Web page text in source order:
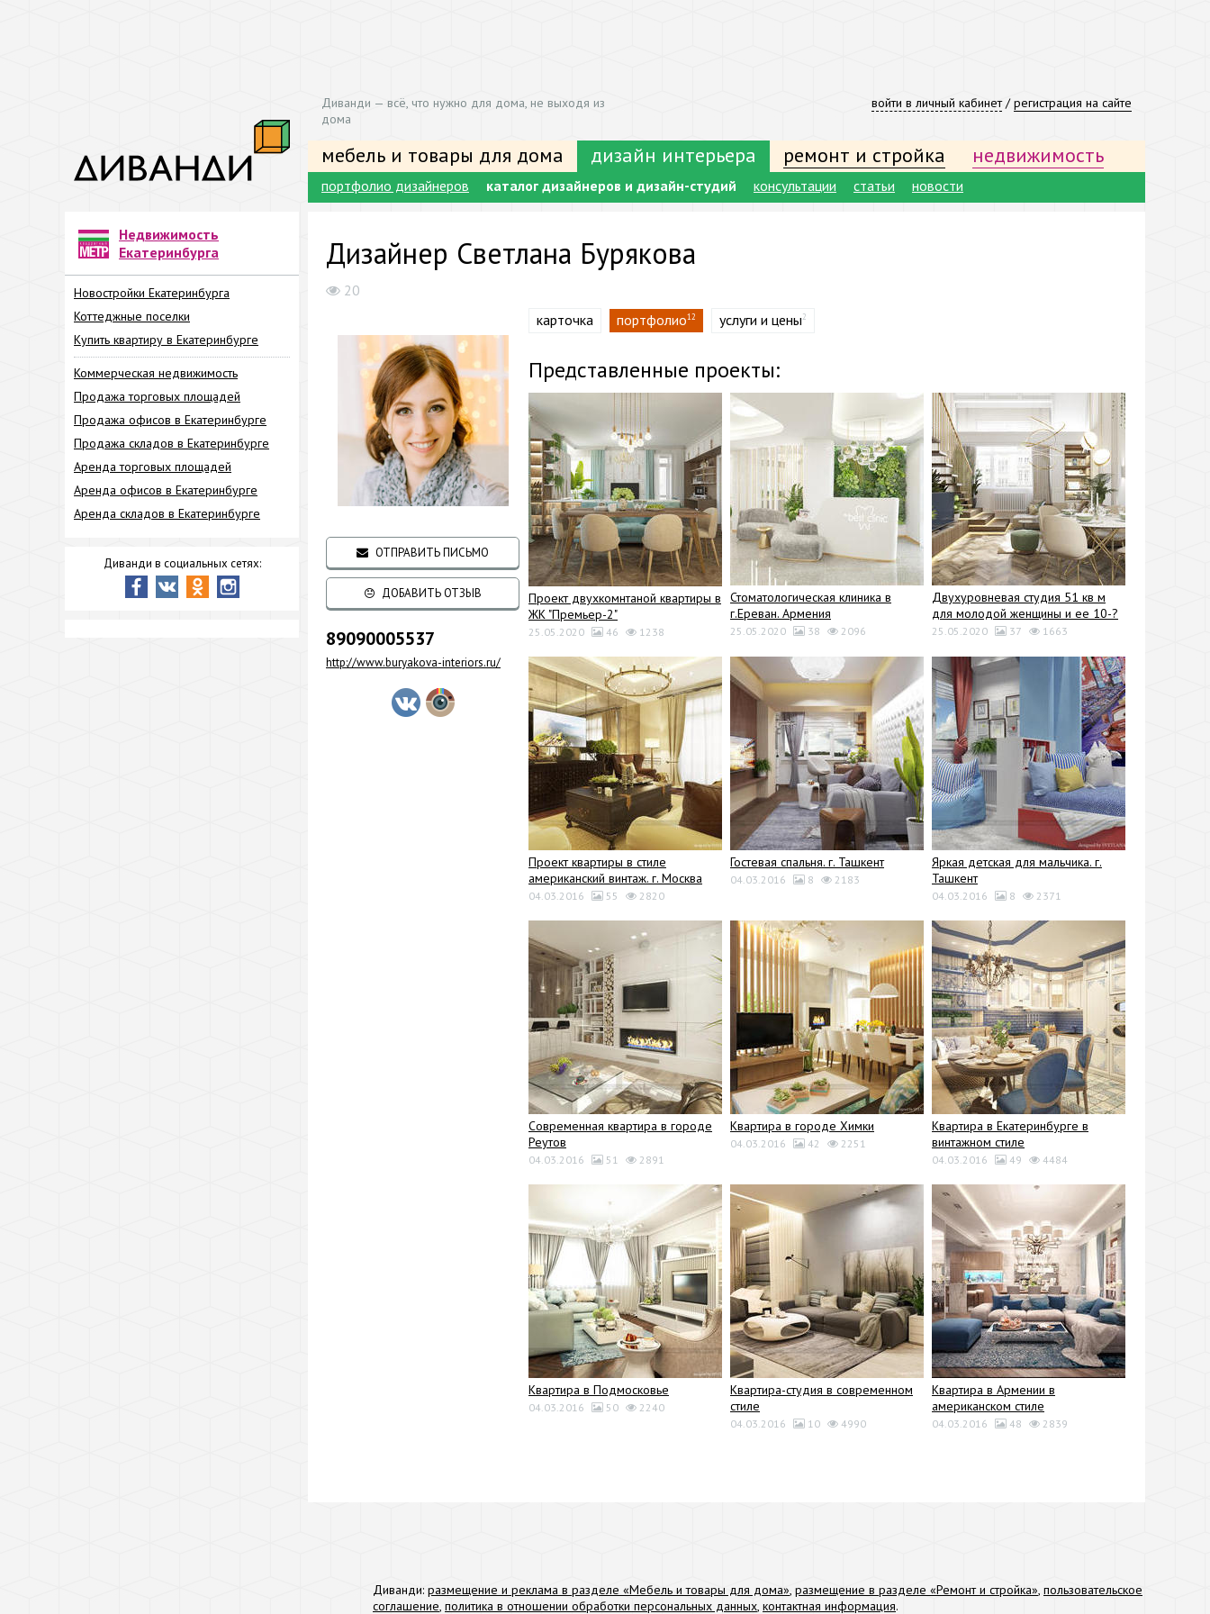
войти в личный кабинет/регистрация на сайте
Диванди — всё, что нужно для дома, не выходя из
дома
мебель и товары для дома дизайн интерьера ремонт и стройка недвижимость
портфолио дизайнеров каталог дизайнеров и дизайн-студий консультации статьи новости
Недвижимость
Екатеринбурга
Новостройки Екатеринбурга
Коттеджные поселки
Купить квартиру в Екатеринбурге
Коммерческая недвижимость
Продажа торговых площадей
Продажа офисов в Екатеринбурге
Продажа складов в Екатеринбурге
Аренда торговых площадей
Аренда офисов в Екатеринбурге
Аренда складов в Екатеринбурге
Диванди в социальных сетях:
Дизайнер Светлана Бурякова
20
ОТПРАВИТЬ ПИСЬМО
ДОБАВИТЬ ОТЗЫВ
89090005537
http://www.buryakova-interiors.ru/
карточка портфолио12 услуги и цены2
Представленные проекты:
Проект двухкомнтаной квартиры в
ЖК "Премьер-2"
25.05.2020 46 1238
Стоматологическая клиника в
г.Ереван. Армения
25.05.2020 38 2096
Двухуровневая студия 51 кв м
для молодой женщины и ее 10-?
25.05.2020 37 1663
Проект квартиры в стиле
американский винтаж. г. Москва
04.03.2016 55 2820
Гостевая спальня. г. Ташкент
04.03.2016 8 2183
Яркая детская для мальчика. г.
Ташкент
04.03.2016 8 2371
Современная квартира в городе
Реутов
04.03.2016 51 2891
Квартира в городе Химки
04.03.2016 42 2251
Квартира в Екатеринбурге в
винтажном стиле
04.03.2016 49 4484
Квартира в Подмосковье
04.03.2016 50 2240
Квартира-студия в современном
стиле
04.03.2016 10 4990
Квартира в Армении в
американском стиле
04.03.2016 48 2839
Диванди: размещение и реклама в разделе «Мебель и товары для дома», размещение в разделе «Ремонт и стройка», пользовательское
соглашение, политика в отношении обработки персональных данных, контактная информация.